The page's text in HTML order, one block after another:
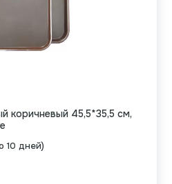
10 дней)
коричневый 45,5*35,5 см,